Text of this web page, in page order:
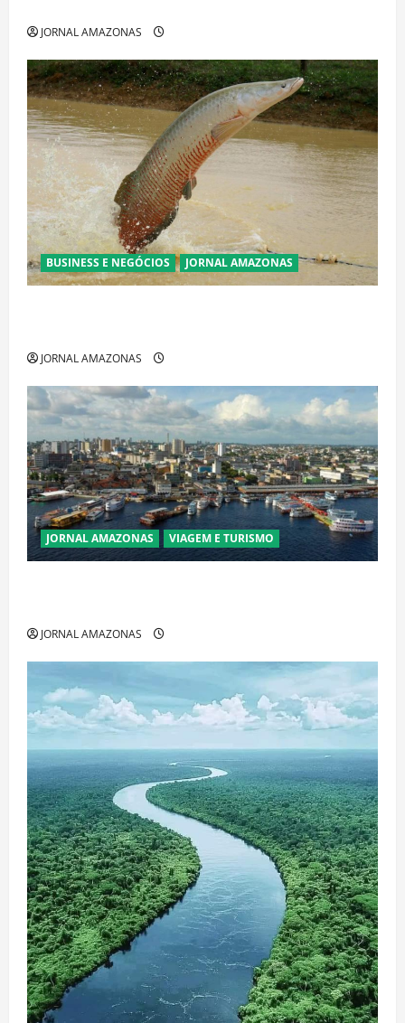
JORNAL AMAZONAS
BUSINESS E NEGÓCIOS JORNAL AMAZONAS
JORNAL AMAZONAS
JORNAL AMAZONAS VIAGEM E TURISMO
JORNAL AMAZONAS